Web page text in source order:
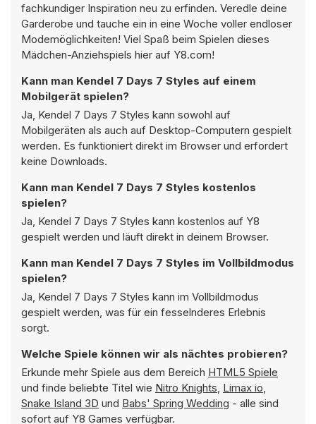
fachkundiger Inspiration neu zu erfinden. Veredle deine
Garderobe und tauche ein in eine Woche voller endloser
Modemöglichkeiten! Viel Spaß beim Spielen dieses
Mädchen-Anziehspiels hier auf Y8.com!
Kann man Kendel 7 Days 7 Styles auf einem
Mobilgerät spielen?
Ja, Kendel 7 Days 7 Styles kann sowohl auf
Mobilgeräten als auch auf Desktop-Computern gespielt
werden. Es funktioniert direkt im Browser und erfordert
keine Downloads.
Kann man Kendel 7 Days 7 Styles kostenlos
spielen?
Ja, Kendel 7 Days 7 Styles kann kostenlos auf Y8
gespielt werden und läuft direkt in deinem Browser.
Kann man Kendel 7 Days 7 Styles im Vollbildmodus
spielen?
Ja, Kendel 7 Days 7 Styles kann im Vollbildmodus
gespielt werden, was für ein fesselnderes Erlebnis
sorgt.
Welche Spiele können wir als nächtes probieren?
Erkunde mehr Spiele aus dem Bereich HTML5 Spiele
und finde beliebte Titel wie Nitro Knights, Limax io,
Snake Island 3D und Babs' Spring Wedding - alle sind
sofort auf Y8 Games verfügbar.